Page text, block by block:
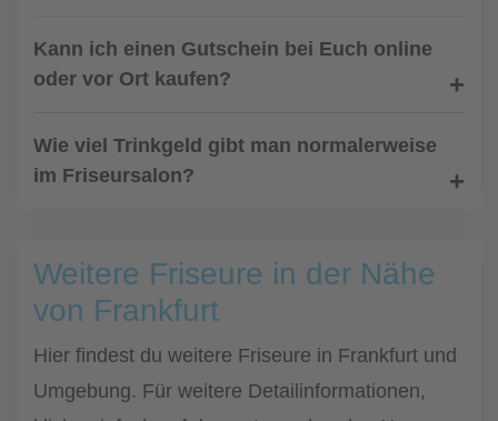
Kann ich einen Gutschein bei Euch online
oder vor Ort kaufen?
Wie viel Trinkgeld gibt man normalerweise
im Friseursalon?
Weitere Friseure in der Nähe
von Frankfurt
Hier findest du weitere Friseure in Frankfurt und
Umgebung. Für weitere Detailinformationen,